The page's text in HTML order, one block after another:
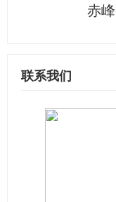
赤
联系我们